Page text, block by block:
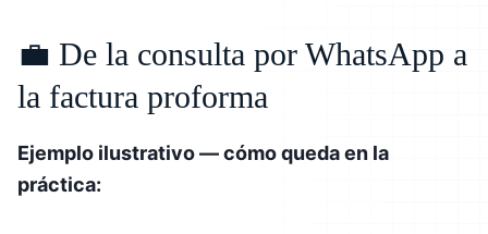
💼 De la consulta por WhatsApp a
la factura proforma
Ejemplo ilustrativo — cómo queda en la
práctica: